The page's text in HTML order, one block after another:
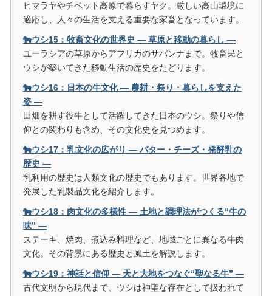
ヒマラヤやチベット高原で暮らすヤク。厳しい高山環境に
適応し、人々の生活を支える重要な家畜となっています。
🐄ウシ15：牧畜文化の世界史 ― 草原と移動の暮らし ―
ユーラシアの草原からアフリカのサバンナまで。牧畜民と
ウシが築いてきた移動生活の歴史をたどります。
🐄ウシ16：日本の牛文化 ― 農耕・祭り・暮らしを支えた
姿 ―
田畑を耕す役牛として活躍してきた日本のウシ。祭りや信
仰との関わりも含め、その文化史を見つめます。
🐄ウシ17：乳文化の広がり ― バター・チーズ・発酵乳の
歴史 ―
乳利用の歴史は人類文化の歴史でもあります。世界各地で
発展した乳製品文化を紹介します。
🐄ウシ18：肉文化の多様性 ― 土地と調理法がつくる“牛の
味” ―
ステーキ、焼肉、煮込み料理など、地域ごとに異なる牛肉
文化。その背景にある歴史と風土を解説します。
🐄ウシ19：神話と信仰 ― 天と大地をつなぐ“聖なる牛” ―
古代文明から現代まで、ウシは神聖な存在として扱われて